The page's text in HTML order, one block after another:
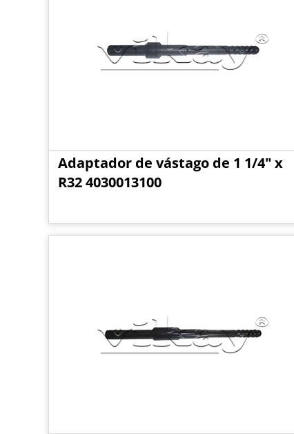
Adaptador de vástago de 1 1/4" x
R32 4030013100